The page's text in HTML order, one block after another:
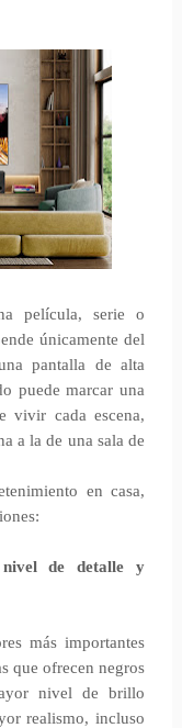
película, serie o
únicamente del
pantalla de alta
puede marcar una
vivir cada escena,
a la de una sala de
en casa,
de detalle y
más importantes
que ofrecen negros
nivel de brillo
realismo, incluso